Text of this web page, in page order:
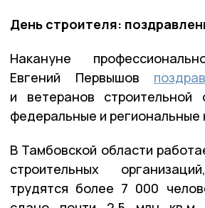
День строителя:
Накануне
Евгений Первышов
и ветеранов строительной
федеральные и региональные
В Тамбовской области
строительных
трудятся более 7 000